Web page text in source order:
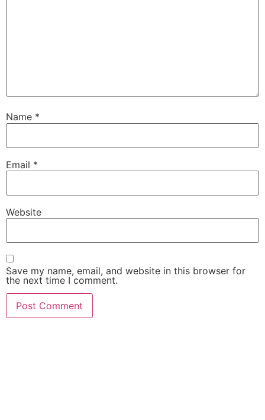
Name *
Email *
Website
Save my name, email, and website in this browser for
the next time I comment.